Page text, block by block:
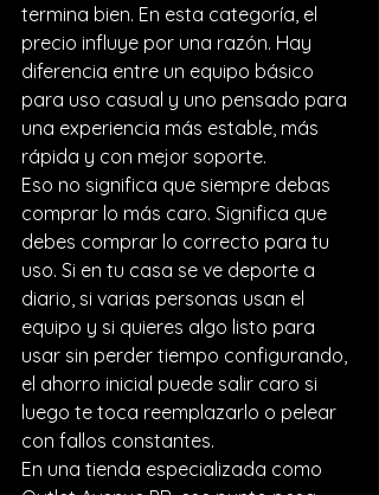
termina bien. En esta categoría, el
precio influye por una razón. Hay
diferencia entre un equipo básico
para uso casual y uno pensado para
una experiencia más estable, más
rápida y con mejor soporte.
Eso no significa que siempre debas
comprar lo más caro. Significa que
debes comprar lo correcto para tu
uso. Si en tu casa se ve deporte a
diario, si varias personas usan el
equipo y si quieres algo listo para
usar sin perder tiempo configurando,
el ahorro inicial puede salir caro si
luego te toca reemplazarlo o pelear
con fallos constantes.
En una tienda especializada como